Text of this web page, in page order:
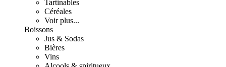
Tartinables
Céréales
Voir plus...
Boissons
Jus & Sodas
Bières
Vins